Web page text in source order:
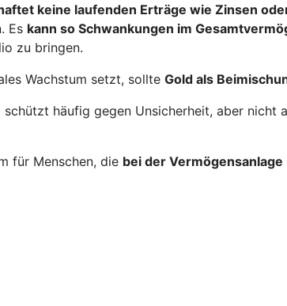
keine laufenden Erträge wie Zinsen
Es kann so Schwankungen im
zu bringen.
Wachstum setzt, sollte Gold als
häufig gegen Unsicherheit, aber nicht
für Menschen, die bei der